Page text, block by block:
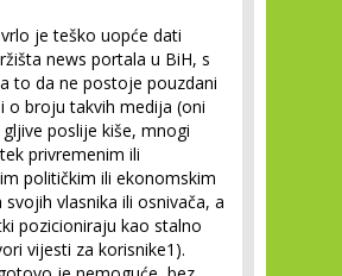
je teško uopće dati
news portala u BiH, s
to da ne postoje pouzdani
o broju takvih medija (oni
gljive poslije kiše, mnogi
privremenim ili
političkim ili ekonomskim
vlasnika ili osnivača, a
pozicioniraju kao stalno
vijesti za korisnike1 ).